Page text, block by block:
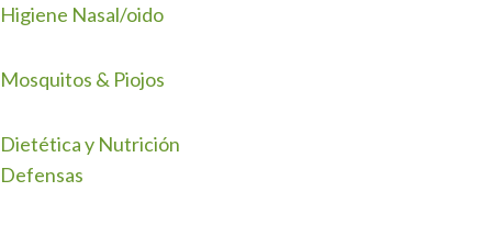
Higiene Nasal/oido
Mosquitos & Piojos
Dietética y Nutrición
Defensas